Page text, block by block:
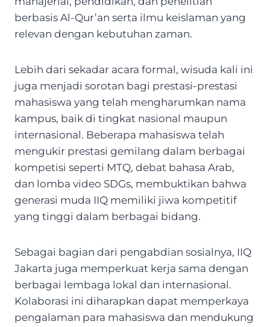
berbasis Al-Qur’an serta ilmu keislaman yang
relevan dengan kebutuhan zaman.
Lebih dari sekadar acara formal, wisuda kali ini
juga menjadi sorotan bagi prestasi-prestasi
mahasiswa yang telah mengharumkan nama
kampus, baik di tingkat nasional maupun
internasional. Beberapa mahasiswa telah
mengukir prestasi gemilang dalam berbagai
kompetisi seperti MTQ, debat bahasa Arab,
dan lomba video SDGs, membuktikan bahwa
generasi muda IIQ memiliki jiwa kompetitif
yang tinggi dalam berbagai bidang.
Sebagai bagian dari pengabdian sosialnya, IIQ
Jakarta juga memperkuat kerja sama dengan
berbagai lembaga lokal dan internasional.
Kolaborasi ini diharapkan dapat memperkaya
pengalaman para mahasiswa dan mendukung